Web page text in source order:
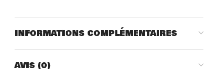
INFORMATIONS COMPLÉMENTAIRES
AVIS (0)